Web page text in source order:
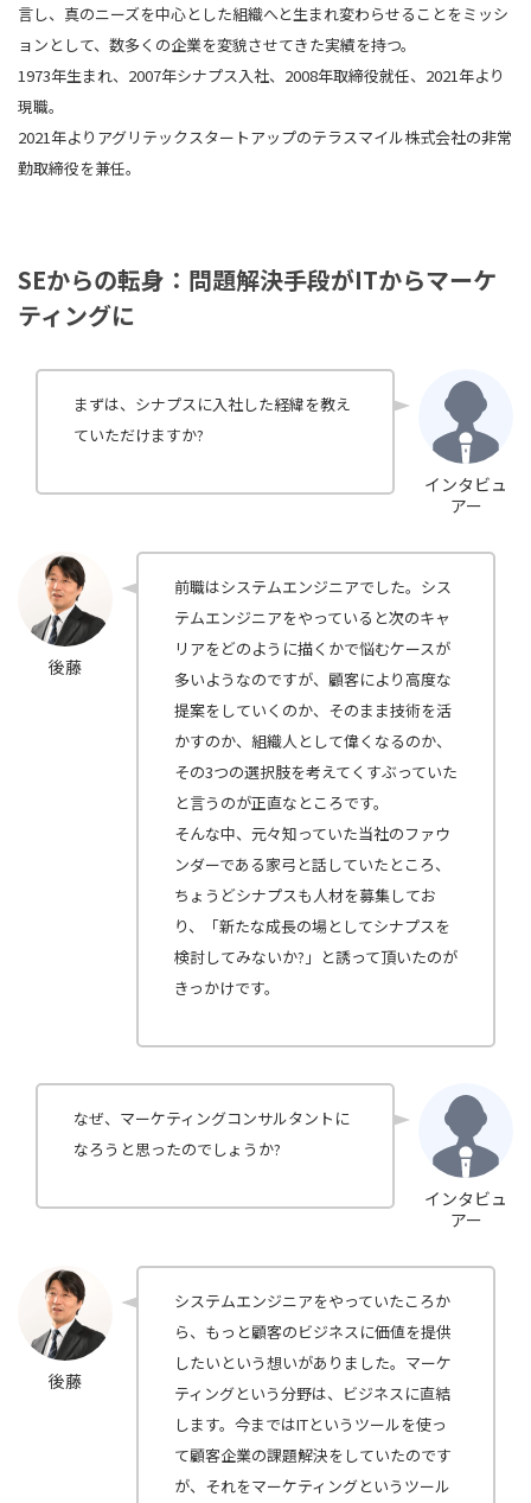
言し、真のニーズを中心とした組織へと生まれ変わらせることをミッシ
ョンとして、数多くの企業を変貌させてきた実績を持つ。
1973年生まれ、2007年シナプス入社、2008年取締役就任、2021年より
現職。
2021年よりアグリテックスタートアップのテラスマイル株式会社の非常
勤取締役を兼任。
SEからの転身：問題解決手段がITからマーケ
ティングに
インタビュ
アー
まずは、シナプスに入社した経緯を教え
ていただけますか?
後藤
前職はシステムエンジニアでした。シス
テムエンジニアをやっていると次のキャ
リアをどのように描くかで悩むケースが
多いようなのですが、顧客により高度な
提案をしていくのか、そのまま技術を活
かすのか、組織人として偉くなるのか、
その3つの選択肢を考えてくすぶっていた
と言うのが正直なところです。
そんな中、元々知っていた当社のファウ
ンダーである家弓と話していたところ、
ちょうどシナプスも人材を募集してお
り、「新たな成長の場としてシナプスを
検討してみないか?」と誘って頂いたのが
きっかけです。
インタビュ
アー
なぜ、マーケティングコンサルタントに
なろうと思ったのでしょうか?
後藤
システムエンジニアをやっていたころか
ら、もっと顧客のビジネスに価値を提供
したいという想いがありました。マーケ
ティングという分野は、ビジネスに直結
します。今まではITというツールを使っ
て顧客企業の課題解決をしていたのです
が、それをマーケティングというツール